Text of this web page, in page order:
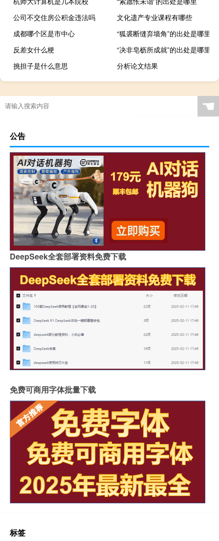
公司不交住房公积金违法吗
文化遗产专业课程有哪些
成都哪个区是市中心
“狐裘断缝弃墙角”的出处是哪里
反差女什么梗
“决非皂枥所成就”的出处是哪里
挑担子是什么意思
分析论文结果
☚
公告
DeepSeek全套部署资料免费下载
免费可商用字体批量下载
标签